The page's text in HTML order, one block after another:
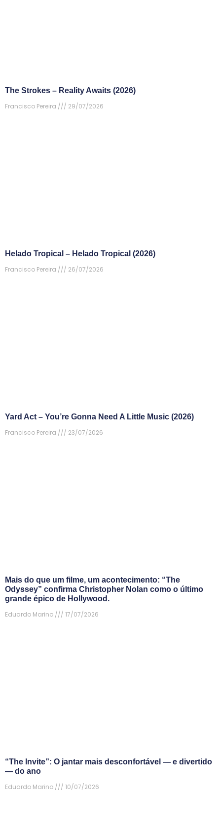
The Strokes – Reality Awaits (2026)
Francisco Pereira
29/07/2026
Helado Tropical – Helado Tropical (2026)
Francisco Pereira
26/07/2026
Yard Act – You’re Gonna Need A Little Music (2026)
Francisco Pereira
23/07/2026
Mais do que um filme, um acontecimento: “The
Odyssey” confirma Christopher Nolan como o último
grande épico de Hollywood.
Eduardo Marino
17/07/2026
“The Invite”: O jantar mais desconfortável — e divertido
— do ano
Eduardo Marino
10/07/2026